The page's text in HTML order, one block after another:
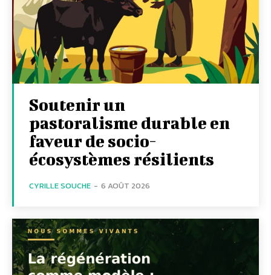
Soutenir un
pastoralisme durable en
faveur de socio-
écosystèmes résilients
CYRILLE SOUCHE - 6 AOÛT 2026